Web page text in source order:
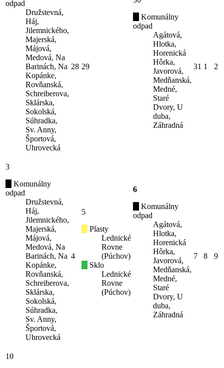
odpad
Družstevná,
Háj,
Jilemnického,
Majerská,
Májová,
Medová, Na
Barinách, Na
Kopánke,
Rovňanská,
Schreiberova,
Sklárska,
Sokolská,
Súhradka,
Sv. Anny,
Športová,
Uhrovecká
28 29
Komunálny
odpad
Agátová,
Hlotka,
Horenická
Hôrka,
Javorová,
Medňanská,
Medné,
Staré
Dvory, U
duba,
Záhradná
31 1 2
3
Komunálny
odpad
Družstevná,
Háj,
Jilemnického,
Majerská,
Májová,
Medová, Na
Barinách, Na
Kopánke,
Rovňanská,
Schreiberova,
Sklárska,
Sokolská,
Súhradka,
Sv. Anny,
Športová,
Uhrovecká
4
5
Plasty
Lednické
Rovne
(Púchov)
Sklo
Lednické
Rovne
(Púchov)
6
Komunálny
odpad
Agátová,
Hlotka,
Horenická
Hôrka,
Javorová,
Medňanská,
Medné,
Staré
Dvory, U
duba,
Záhradná
7 8 9
10